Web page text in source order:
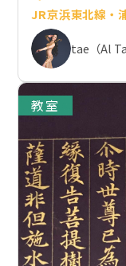
JR京浜東北線・
tae（Al
教室